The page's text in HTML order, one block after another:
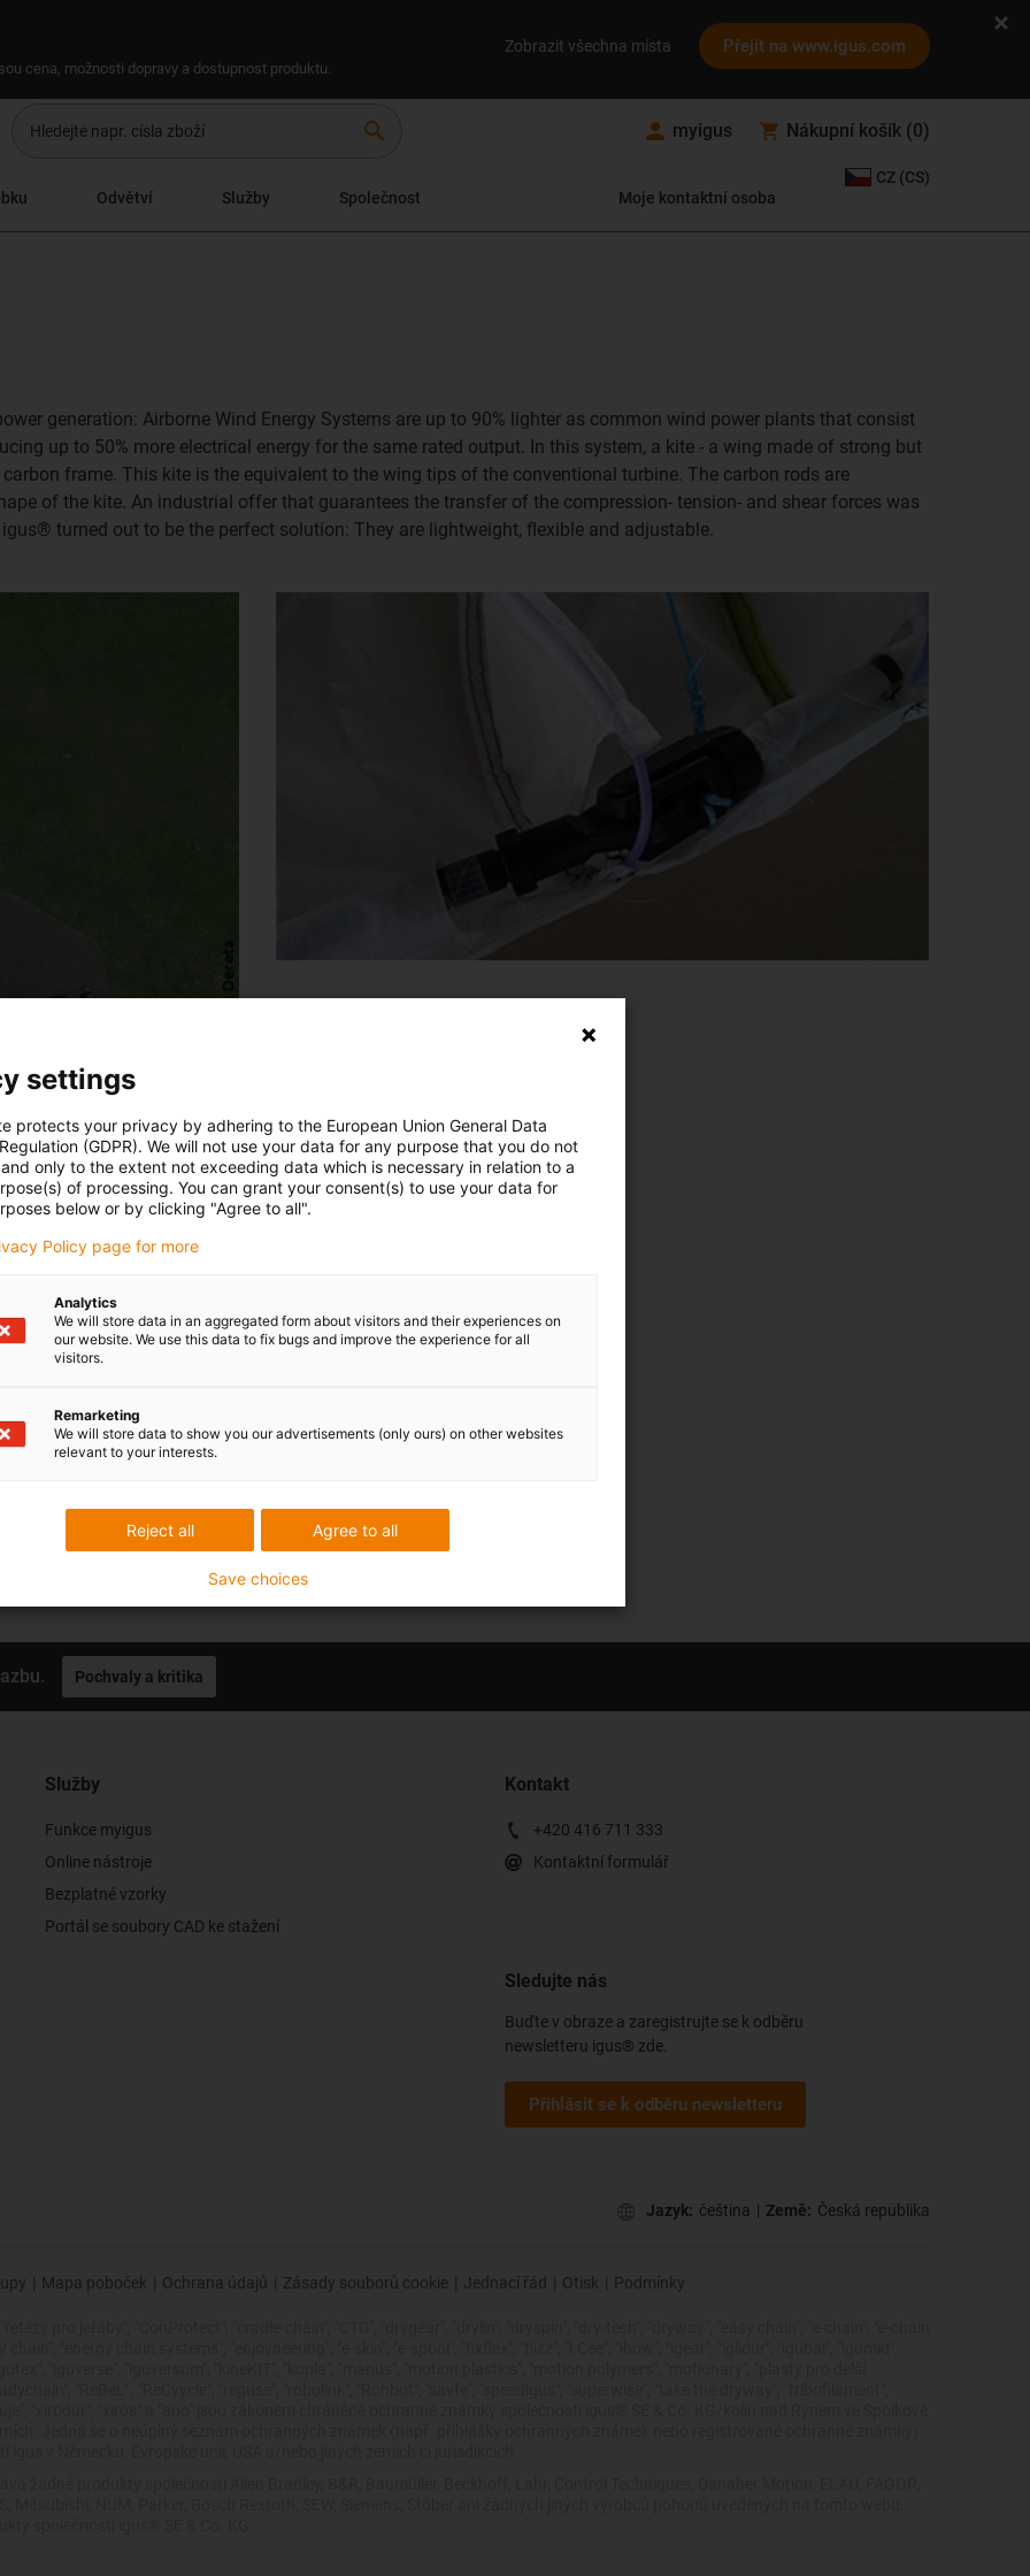
cena, možnosti dopravy a dostupnost produktu.
Zobrazit všechna místa Přejít na www.igus.com
search myigus Nákupní košík (0)
Odvětví Služby Společnost Moje kontaktní osoba
CZ (CS)
generation: Airborne Wind Energy Systems are up to 90% lighter as common wind power plants that consist
up to 50% more electrical energy for the same rated output. In this system, a kite - a wing made of strong but
frame. This kite is the equivalent to the wing tips of the conventional turbine. The carbon rods are
of the kite. An industrial offer that guarantees the transfer of the compression- tension- and shear forces was
turned out to be the perfect solution: They are lightweight, flexible and adjustable.
from very different areas of use:
Pochvaly a kritika
Služby
Funkce myigus
Online nástroje
Bezplatné vzorky
Portál se soubory CAD ke stažení
Kontakt
+420 416 711 333
Kontaktní formulář
Sledujte nás
Buďte v obraze a zaregistrujte se k odběru
newsletteru igus® zde.
Přihlásit se k odběru newsletteru
Jazyk: čeština | Země: Česká republika
| Mapa poboček | Ochrana údajů | Zásady souborů cookie | Jednací řád | Otisk | Podmínky
settings
protects your privacy by adhering to the European Union General Data
(GDPR). We will not use your data for any purpose that you do not
only to the extent not exceeding data which is necessary in relation to a
of processing. You can grant your consent(s) to use your data for
below or by clicking "Agree to all".
Policy page for more
Analytics
We will store data in an aggregated form about visitors and their experiences on
our website. We use this data to fix bugs and improve the experience for all
visitors.
Remarketing
We will store data to show you our advertisements (only ours) on other websites
relevant to your interests.
Agree to all
Reject all
Save choices